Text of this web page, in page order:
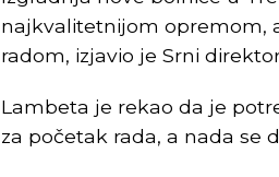
najkvalitetnijom opremom,
radom, izjavio je Srni
Lambeta je rekao da je
za početak rada, a nada se